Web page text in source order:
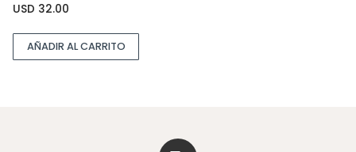
USD 32.00
AÑADIR AL CARRITO